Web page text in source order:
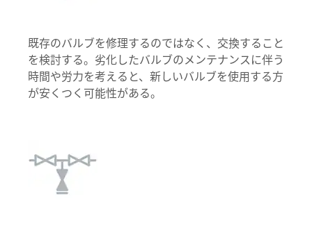
既存のバルブを修理するのではなく、交換すること
を検討する。劣化したバルブのメンテナンスに伴う
時間や労力を考えると、新しいバルブを使用する方
が安くつく可能性がある。